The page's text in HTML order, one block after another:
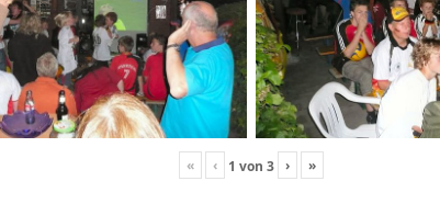
« ‹ 1 von 3 › »